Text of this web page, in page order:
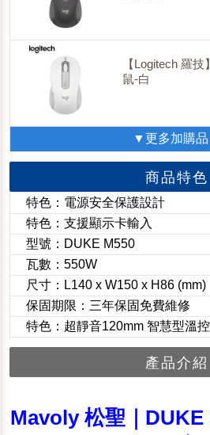
【Logitech 羅
鼠-白
▼更多加購
商品特色
特色：電源安全保護設計
特色：支援顯示卡輸入
型號：DUKE M550
瓦數：550W
尺寸：L140 x W150 x H86 (mm)
保固期限：三年保固免費維修
特色：超靜音120mm 智慧型溫
產品介紹
Mavoly 松聖｜DUKE